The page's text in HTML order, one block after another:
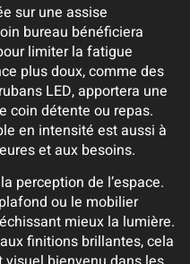
sur une assise
bureau bénéficiera
limiter la fatigue
plus doux, comme des
LED, apportera une
coin détente ou repas.
en intensité est aussi à
et aux besoins.
perception de l’espace.
ou le mobilier
mieux la lumière.
finitions brillantes, cela